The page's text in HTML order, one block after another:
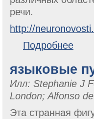
речи.
http://
Подробнее
языковые
Илл: Stephanie J
London; Alfonso
Эта странная